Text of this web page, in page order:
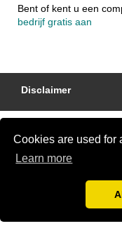
Cookies are used for
Learn more
Bent of kent u een
bedrijf gratis aan
Disclaimer